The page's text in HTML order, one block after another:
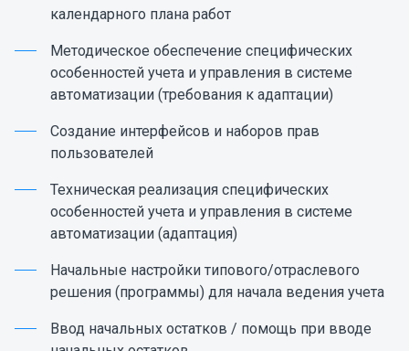
календарного плана работ
Методическое обеспечение специфических
особенностей учета и управления в системе
автоматизации (требования к адаптации)
Создание интерфейсов и наборов прав
пользователей
Техническая реализация специфических
особенностей учета и управления в системе
автоматизации (адаптация)
Начальные настройки типового/отраслевого
решения (программы) для начала ведения учета
Ввод начальных остатков / помощь при вводе